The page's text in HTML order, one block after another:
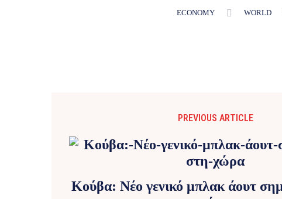
ECONOMY WORLD
PREVIOUS ARTICLE
Κούβα: Νέο γενικό μπλακ άουτ